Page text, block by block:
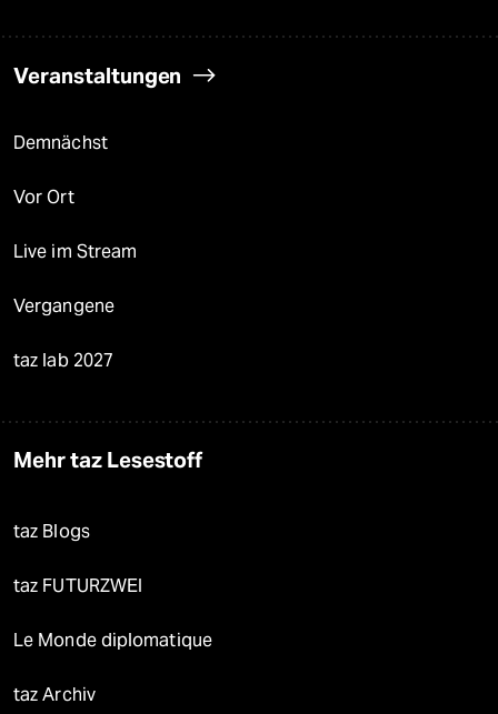
Veranstaltungen
Demnächst
Vor Ort
Live im Stream
Vergangene
taz lab 2027
Mehr taz Lesestoff
taz Blogs
taz FUTURZWEI
Le Monde diplomatique
taz Archiv